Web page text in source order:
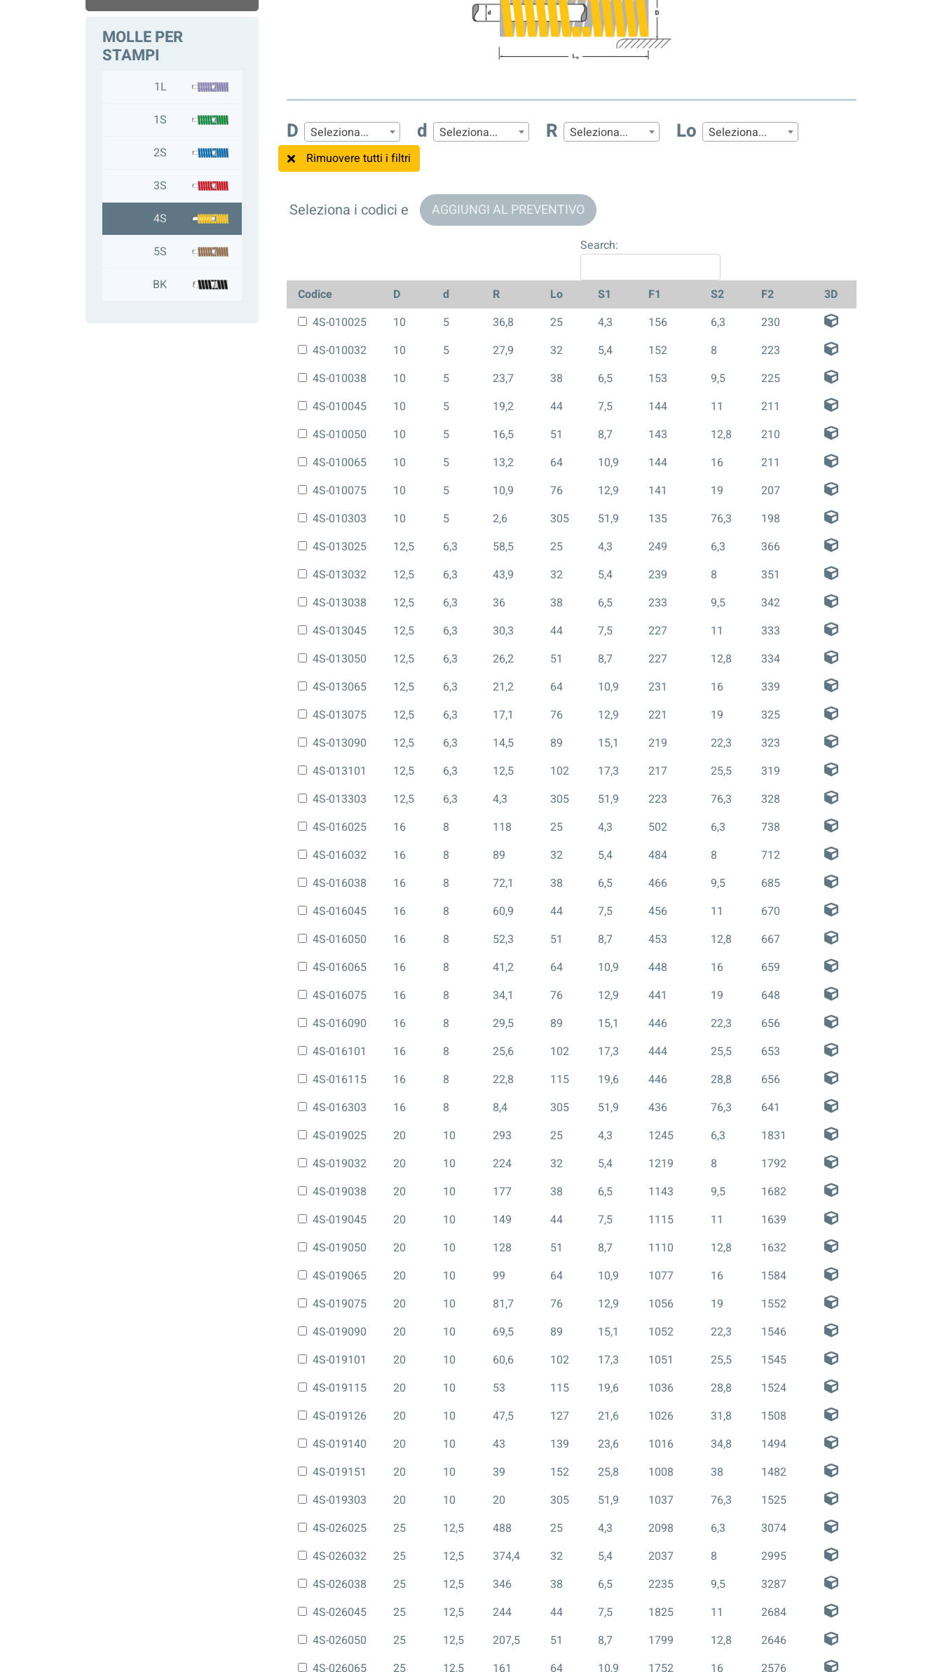
MOLLE PER
STAMPI
1L
1S
2S
3S
4S
5S
BK
D Seleziona... d Seleziona... R Seleziona... Lo
Seleziona...
Rimuovere tutti i filtri
Seleziona i codici e AGGIUNGI AL PREVENTIVO
Search:
Codice D d R Lo S1 F1 S2 F2
3D
4S-010025
10 5 36,8 25 4,3 156 6,3
230
4S-010032
10 5 27,9 32 5,4 152 8
223
4S-010038
10 5 23,7 38 6,5 153 9,5
225
4S-010045
10 5 19,2 44 7,5 144 11
211
4S-010050
10 5 16,5 51 8,7 143 12,8
210
4S-010065
10 5 13,2 64 10,9 144 16
211
4S-010075
10 5 10,9 76 12,9 141 19
207
4S-010303
10 5 2,6 305 51,9 135 76,3
198
4S-013025
12,5 6,3 58,5 25 4,3 249 6,3
366
4S-013032
12,5 6,3 43,9 32 5,4 239 8
351
4S-013038
12,5 6,3 36 38 6,5 233 9,5
342
4S-013045
12,5 6,3 30,3 44 7,5 227 11
333
4S-013050
12,5 6,3 26,2 51 8,7 227 12,8
334
4S-013065
12,5 6,3 21,2 64 10,9 231 16
339
4S-013075
12,5 6,3 17,1 76 12,9 221 19
325
4S-013090
12,5 6,3 14,5 89 15,1 219 22,3
323
4S-013101
12,5 6,3 12,5 102 17,3 217 25,5
319
4S-013303
12,5 6,3 4,3 305 51,9 223 76,3
328
4S-016025
16 8 118 25 4,3 502 6,3
738
4S-016032
16 8 89 32 5,4 484 8
712
4S-016038
16 8 72,1 38 6,5 466 9,5
685
4S-016045
16 8 60,9 44 7,5 456 11
670
4S-016050
16 8 52,3 51 8,7 453 12,8
667
4S-016065
16 8 41,2 64 10,9 448 16
659
4S-016075
16 8 34,1 76 12,9 441 19
648
4S-016090
16 8 29,5 89 15,1 446 22,3
656
4S-016101
16 8 25,6 102 17,3 444 25,5
653
4S-016115
16 8 22,8 115 19,6 446 28,8
656
4S-016303
16 8 8,4 305 51,9 436 76,3
641
4S-019025
20 10 293 25 4,3 1245 6,3
1831
4S-019032
20 10 224 32 5,4 1219 8
1792
4S-019038
20 10 177 38 6,5 1143 9,5
1682
4S-019045
20 10 149 44 7,5 1115 11
1639
4S-019050
20 10 128 51 8,7 1110 12,8
1632
4S-019065
20 10 99 64 10,9 1077 16
1584
4S-019075
20 10 81,7 76 12,9 1056 19
1552
4S-019090
20 10 69,5 89 15,1 1052 22,3
1546
4S-019101
20 10 60,6 102 17,3 1051 25,5
1545
4S-019115
20 10 53 115 19,6 1036 28,8
1524
4S-019126
20 10 47,5 127 21,6 1026 31,8
1508
4S-019140
20 10 43 139 23,6 1016 34,8
1494
4S-019151
20 10 39 152 25,8 1008 38
1482
4S-019303
20 10 20 305 51,9 1037 76,3
1525
4S-026025
25 12,5 488 25 4,3 2098 6,3
3074
4S-026032
25 12,5 374,4 32 5,4 2037 8
2995
4S-026038
25 12,5 346 38 6,5 2235 9,5
3287
4S-026045
25 12,5 244 44 7,5 1825 11
2684
4S-026050
25 12,5 207,5 51 8,7 1799 12,8
2646